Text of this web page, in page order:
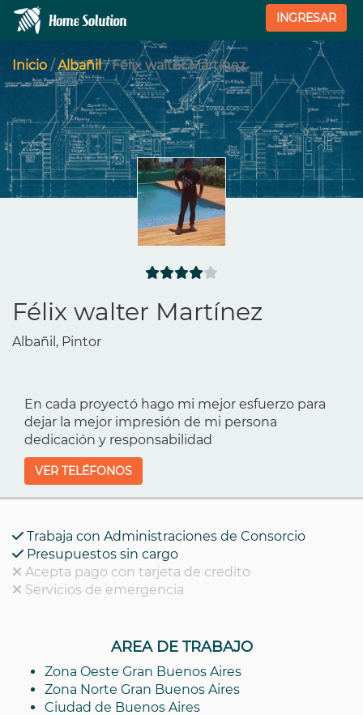
INGRESAR
Inicio /Albañil/ Félix walter Martínez
Félix walter Martínez
Albañil, Pintor
En cada proyectó hago mi mejor esfuerzo para
dejar la mejor impresión de mi persona
dedicación y responsabilidad
VER TELÉFONOS
Trabaja con Administraciones de Consorcio
Presupuestos sin cargo
Acepta pago con tarjeta de credito
Servicios de emergencia
AREA DE TRABAJO
Zona Oeste Gran Buenos Aires
Zona Norte Gran Buenos Aires
Ciudad de Buenos Aires